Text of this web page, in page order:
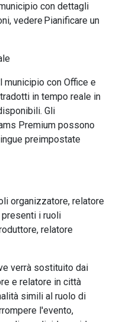
con dettagli
vedere Pianificare un
con Office e
in tempo reale in
Gli
Premium possono
preimpostate
organizzatore, relatore
i ruoli
relatore
verrà sostituito dai
e relatore in città
simili al ruolo di
l'evento,